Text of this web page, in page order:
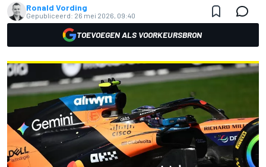
Ronald Vording
Gepubliceerd: 26 mei 2026, 09:40
TOEVOEGEN ALS VOORKEURSBRON